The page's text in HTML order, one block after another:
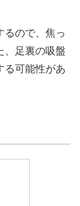
るので、焦っ
、足裏の吸盤
る可能性があ